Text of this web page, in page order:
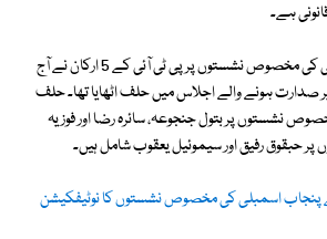
ہے۔
واضح رہے کہ پنجاب اسمبلی کی مخصوص نشستوں پر پی ٹی آئی کے 5 ارکان نے آج
صدارت ہونے والے اجلاس میں حلف اٹھایا تھا۔ حلف
نشستوں پر بتول جنجوعہ، سائرہ رضا اور فوزیہ
حبقوق رفیق اور سیموئیل یعقوب شامل ہیں۔
اسمبلی کی مخصوص نشستوں کا نوٹیفکیشن